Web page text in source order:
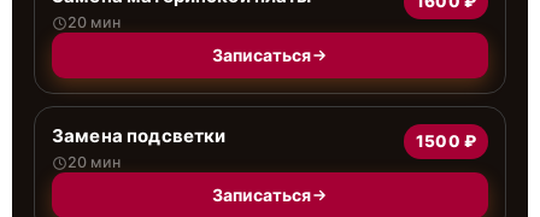
20 мин
Записаться
Замена подсветки
20 мин
1500 ₽
Записаться